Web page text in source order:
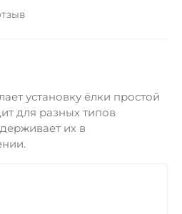
установку ёлки простой
для разных типов
их в